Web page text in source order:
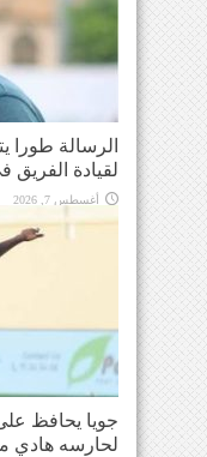
الرسالة طورا
لقيادة الفريق في
أغسطس 7, 2026
جويا يحافظ
لحارسه هادي